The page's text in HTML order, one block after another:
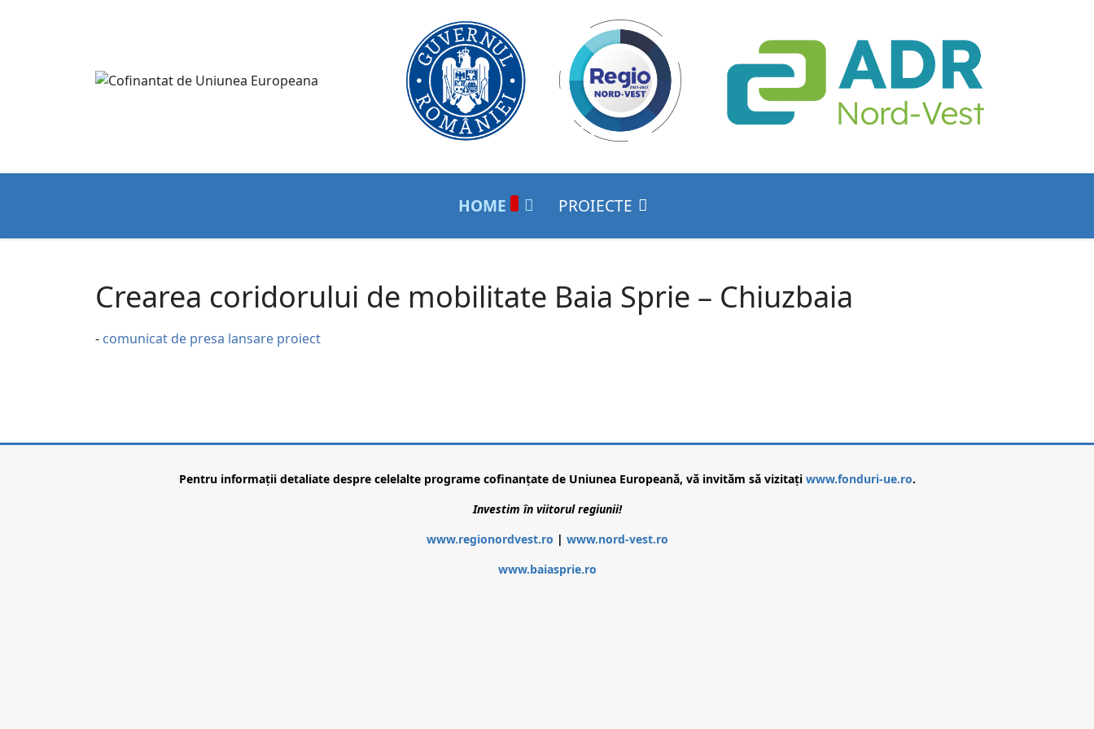
HOME PROIECTE
Crearea coridorului de mobilitate Baia Sprie – Chiuzbaia
- comunicat de presa lansare proiect
Pentru informații detaliate despre celelalte programe cofinanțate de Uniunea Europeană, vă invităm să vizitați www.fonduri-ue.ro.
Investim în viitorul regiunii!
www.regionordvest.ro | www.nord-vest.ro
www.baiasprie.ro